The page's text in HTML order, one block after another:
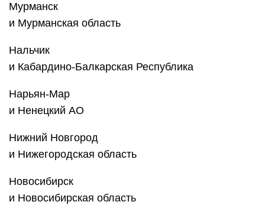
Мурманск
и Мурманская область
Нальчик
и Кабардино-Балкарская Республика
Нарьян-Мар
и Ненецкий АО
Нижний Новгород
и Нижегородская область
Новосибирск
и ‎Новосибирская область